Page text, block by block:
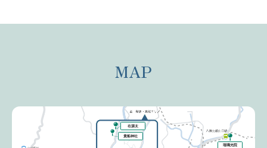
MAP
瑠璃光院
右源太
貴船神社